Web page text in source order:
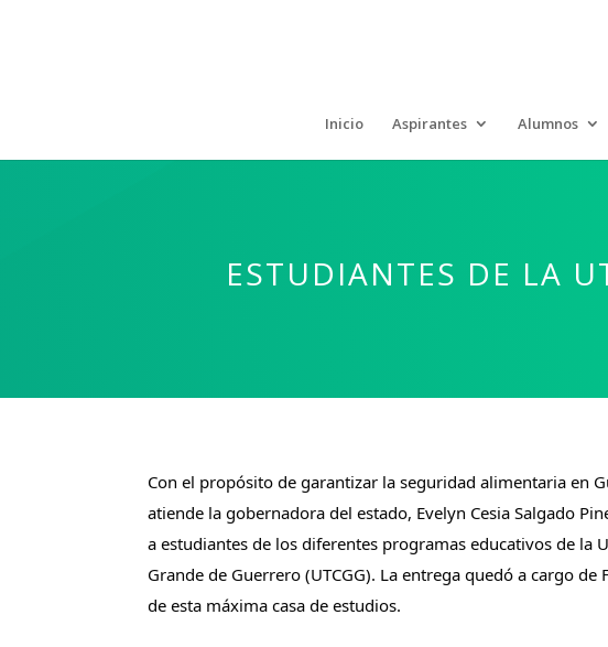
Inicio Aspirantes Alumnos
ESTUDIANTES DE LA
Con el propósito de garantizar la seguridad alimentaria en
atiende la gobernadora del estado, Evelyn Cesia Salgado
a estudiantes de los diferentes programas educativos de la
Grande de Guerrero (UTCGG). La entrega quedó a cargo de
de esta máxima